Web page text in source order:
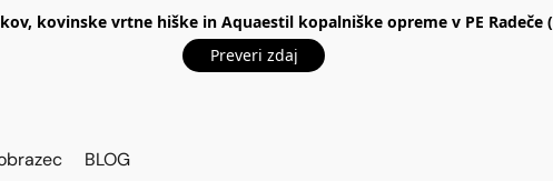
kovinske vrtne hiške in Aquaestil kopalniške opreme v PE Radeče
Preveri zdaj
BLOG